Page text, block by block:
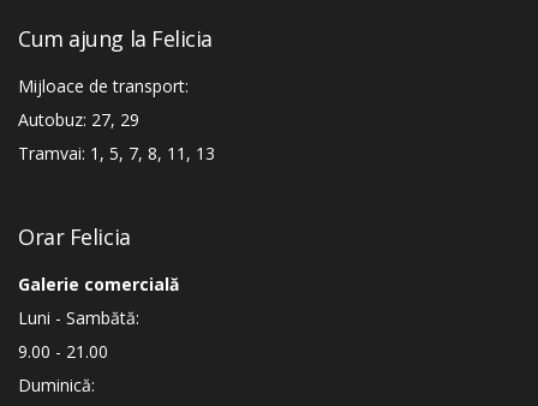
Cum ajung la Felicia
Mijloace de transport:
Autobuz: 27, 29
Tramvai: 1, 5, 7, 8, 11, 13
Orar Felicia
Galerie comercială
Luni - Sambătă:
9.00 - 21.00
Duminică: